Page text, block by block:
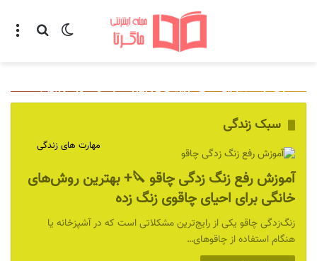
تغییر پوسته
آموزش رفع زنگ زدگی چاقو 🔪+ بهترین روش‌های خانگی
عکس پروفایل پسرانه لاتی گرگ 🐺+ مدل‌های خاص و ترند
سبک زندگی
مهارت های زندگی
آموزش رفع زنگ زدگی چاقو 🔪+ بهترین روش‌های
خانگی برای احیای چاقوی زنگ زده
زنگ‌زدگی چاقو یکی از رایج‌ترین مشکلاتی است که در آشپزخانه یا
هنگام استفاده از چاقوهای…